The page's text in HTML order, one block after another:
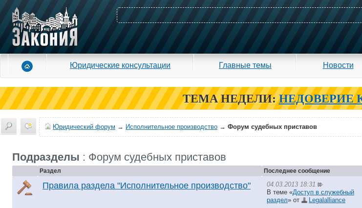
Юридические консультации Главные темы Новости
ТЕМА НЕДЕЛИ: НЕДОВЕРИЕ
Юридический форум → Исполнительное производство → Форум судебных приставов
Подразделы : Форум судебных приставов
Раздел Последнее сообщение
Правила раздела "Исполнительное производство"
04.03.2013 18:31
В теме «Доступ в служебный
раздел» от Legalalliance